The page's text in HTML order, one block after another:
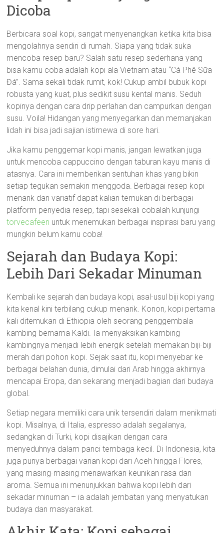
Dicoba
Berbicara soal kopi, sangat menyenangkan ketika kita bisa
mengolahnya sendiri di rumah. Siapa yang tidak suka
mencoba resep baru? Salah satu resep sederhana yang
bisa kamu coba adalah kopi ala Vietnam atau “Cà Phê Sữa
Đá”. Sama sekali tidak rumit, kok! Cukup ambil bubuk kopi
robusta yang kuat, plus sedikit susu kental manis. Seduh
kopinya dengan cara drip perlahan dan campurkan dengan
susu. Voila! Hidangan yang menyegarkan dan memanjakan
lidah ini bisa jadi sajian istimewa di sore hari.
Jika kamu penggemar kopi manis, jangan lewatkan juga
untuk mencoba cappuccino dengan taburan kayu manis di
atasnya. Cara ini memberikan sentuhan khas yang bikin
setiap tegukan semakin menggoda. Berbagai resep kopi
menarik dan variatif dapat kalian temukan di berbagai
platform penyedia resep, tapi sesekali cobalah kunjungi
torvecafeen untuk menemukan berbagai inspirasi baru yang
mungkin belum kamu coba!
Sejarah dan Budaya Kopi:
Lebih Dari Sekadar Minuman
Kembali ke sejarah dan budaya kopi, asal-usul biji kopi yang
kita kenal kini terbilang cukup menarik. Konon, kopi pertama
kali ditemukan di Ethiopia oleh seorang penggembala
kambing bernama Kaldi. Ia menyaksikan kambing-
kambingnya menjadi lebih energik setelah memakan biji-biji
merah dari pohon kopi. Sejak saat itu, kopi menyebar ke
berbagai belahan dunia, dimulai dari Arab hingga akhirnya
mencapai Eropa, dan sekarang menjadi bagian dari budaya
global.
Setiap negara memiliki cara unik tersendiri dalam menikmati
kopi. Misalnya, di Italia, espresso adalah segalanya,
sedangkan di Turki, kopi disajikan dengan cara
menyeduhnya dalam panci tembaga kecil. Di Indonesia, kita
juga punya berbagai varian kopi dari Aceh hingga Flores,
yang masing-masing menawarkan keunikan rasa dan
aroma. Semua ini menunjukkan bahwa kopi lebih dari
sekadar minuman – ia adalah jembatan yang menyatukan
budaya dan masyarakat.